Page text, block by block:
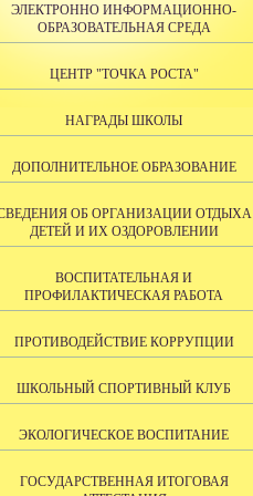
ЭЛЕКТРОННО ИНФОРМАЦИОННО-
ОБРАЗОВАТЕЛЬНАЯ СРЕДА
ЦЕНТР "ТОЧКА РОСТА"
НАГРАДЫ ШКОЛЫ
ДОПОЛНИТЕЛЬНОЕ ОБРАЗОВАНИЕ
ОБ ОРГАНИЗАЦИИ ОТДЫХА
ДЕТЕЙ И ИХ ОЗДОРОВЛЕНИИ
ВОСПИТАТЕЛЬНАЯ И
ПРОФИЛАКТИЧЕСКАЯ РАБОТА
ПРОТИВОДЕЙСТВИЕ КОРРУПЦИИ
ШКОЛЬНЫЙ СПОРТИВНЫЙ КЛУБ
ЭКОЛОГИЧЕСКОЕ ВОСПИТАНИЕ
ГОСУДАРСТВЕННАЯ ИТОГОВАЯ